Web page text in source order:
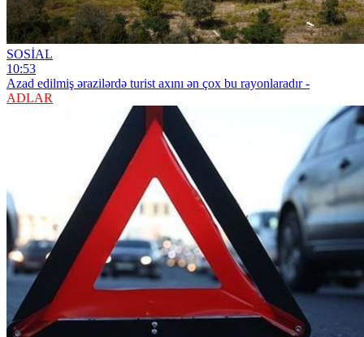
SOSİAL
10:53
Azad edilmiş ərazilərdə turist axını ən çox bu rayonlaradır -
ADLAR